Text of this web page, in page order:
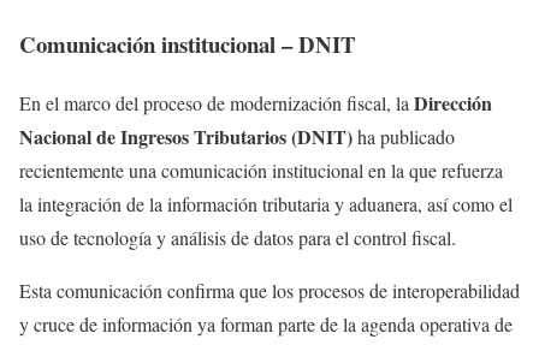
Comunicación institucional – DNIT
En el marco del proceso de modernización fiscal, la Dirección
Nacional de Ingresos Tributarios (DNIT)ha publicado
recientemente una comunicación institucional en la que refuerza
la integración de la información tributaria y aduanera, así como el
uso de tecnología y análisis de datos para el control fiscal.
Esta comunicación confirma que los procesos de interoperabilidad
y cruce de información ya forman parte de la agenda operativa de